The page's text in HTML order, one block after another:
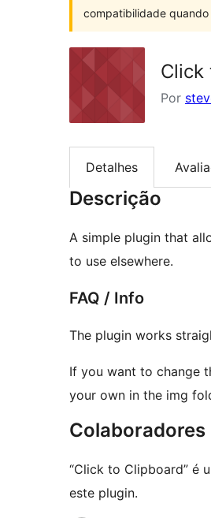
compatibilidade quando
Click
Por
Detalhes
Descrição
A simple plugin that
to use elsewhere.
FAQ / Info
The plugin works
If you want to change
your own in the img
“Click to Clipboard” é
este plugin.